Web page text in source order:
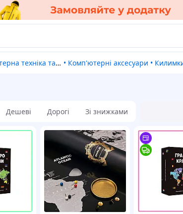
техніка та ПЗ • Комп'ютерні аксесуари •
Дешеві Дорогі Зі знижками